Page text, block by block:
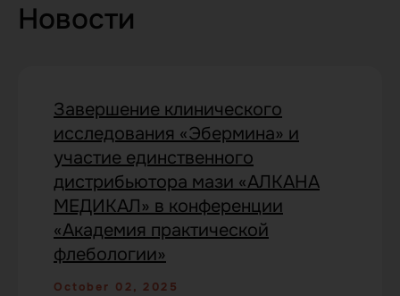
Новости
Завершение клинического
исследования «Эбермина» и
участие единственного
дистрибьютора мази «АЛКАНА
МЕДИКАЛ» в конференции
«Академия практической
флебологии»
October 02, 2025